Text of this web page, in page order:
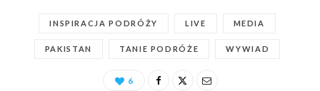
INSPIRACJA PODRÓŻY LIVE MEDIA
PAKISTAN TANIE PODRÓŻE WYWIAD
6